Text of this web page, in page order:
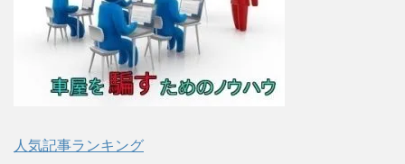
人気記事ランキング